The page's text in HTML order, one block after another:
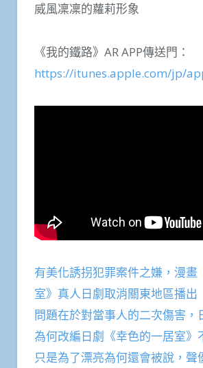
威風凜凜的蘿莉形象
《我的鐵路》AR APP傳送門：
https://itunes.apple.com/jp/
有美化誘拐犯罪案件之嫌，漫畫
室》真人日劇取消關東地區播出
問題在於對當事人的二次傷害，
為何改編日劇《幸色的一居室》
只是為了漂亮為何還會被說，聲